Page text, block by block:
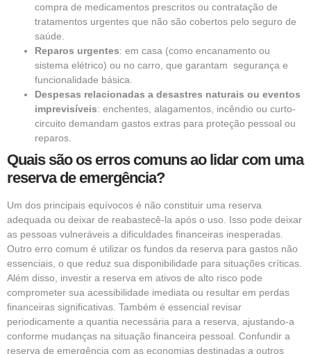
compra de medicamentos prescritos ou contratação de
tratamentos urgentes que não são cobertos pelo seguro de
saúde.
Reparos urgentes: em casa (como encanamento ou
sistema elétrico) ou no carro, que garantam segurança e
funcionalidade básica.
Despesas relacionadas a desastres naturais ou eventos
imprevisíveis: enchentes, alagamentos, incêndio ou curto-
circuito demandam gastos extras para proteção pessoal ou
reparos.
Quais são os erros comuns ao lidar com uma
reserva de emergência?
Um dos principais equívocos é não constituir uma reserva
adequada ou deixar de reabastecê-la após o uso. Isso pode deixar
as pessoas vulneráveis a dificuldades financeiras inesperadas.
Outro erro comum é utilizar os fundos da reserva para gastos não
essenciais, o que reduz sua disponibilidade para situações críticas.
Além disso, investir a reserva em ativos de alto risco pode
comprometer sua acessibilidade imediata ou resultar em perdas
financeiras significativas. Também é essencial revisar
periodicamente a quantia necessária para a reserva, ajustando-a
conforme mudanças na situação financeira pessoal. Confundir a
reserva de emergência com as economias destinadas a outros